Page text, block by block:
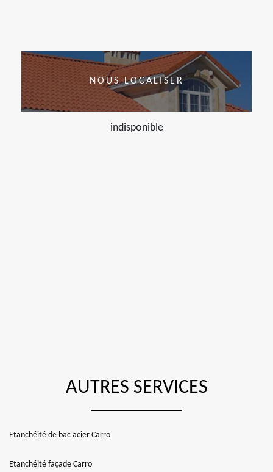
NOUS LOCALISER
indisponible
AUTRES SERVICES
Etanchéité de bac acier Carro
Etanchéité façade Carro